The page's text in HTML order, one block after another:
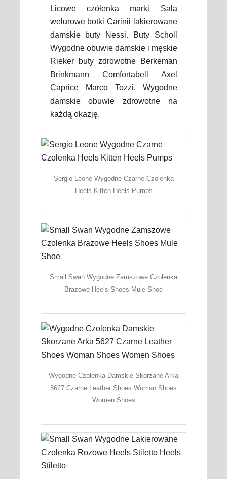
Licowe czółenka marki Sala
welurowe botki Carinii lakierowane
damskie buty Nessi. Buty Scholl
Wygodne obuwie damskie i męskie
Rieker buty zdrowotne Berkeman
Brinkmann Comfortabell Axel
Caprice Marco Tozzi. Wygodne
damskie obuwie zdrowotne na
każdą okazję.
Sergio Leone Wygodne Czarne Czolenka
Heels Kitten Heels Pumps
Small Swan Wygodne Zamszowe Czolenka
Brazowe Heels Shoes Mule Shoe
Wygodne Czolenka Damskie Skorzane Arka
5627 Czarne Leather Shoes Woman Shoes
Women Shoes